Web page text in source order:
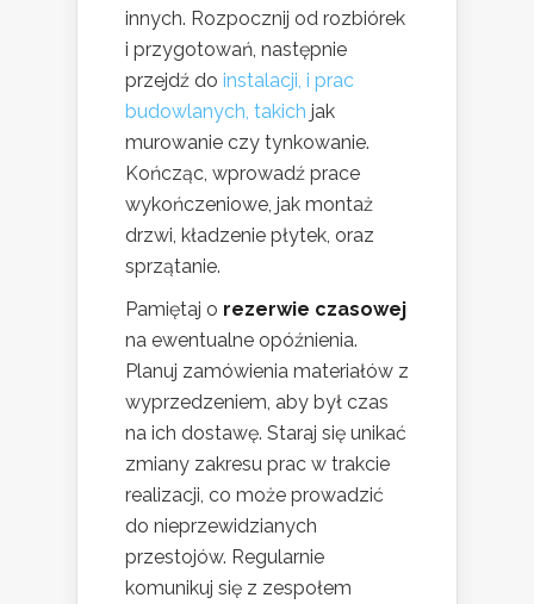
innych. Rozpocznij od rozbiórek
i przygotowań, następnie
przejdź do instalacji, i prac
budowlanych, takich jak
murowanie czy tynkowanie.
Kończąc, wprowadź prace
wykończeniowe, jak montaż
drzwi, kładzenie płytek, oraz
sprzątanie.
Pamiętaj o rezerwie czasowej
na ewentualne opóźnienia.
Planuj zamówienia materiałów z
wyprzedzeniem, aby był czas
na ich dostawę. Staraj się unikać
zmiany zakresu prac w trakcie
realizacji, co może prowadzić
do nieprzewidzianych
przestojów. Regularnie
komunikuj się z zespołem